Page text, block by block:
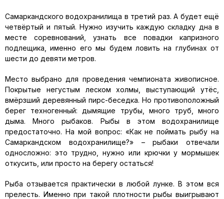
Самаркандского водохранилища в третий раз. А будет ещё
четвёртый и пятый. Нужно изучить каждую складку дна в
месте соревнований, узнать все повадки капризного
подлещика, именно его мы будем ловить на глубинах от
шести до девяти метров.
Место выбрано для проведения чемпионата живописное.
Покрытые негустым леском холмы, выступающий утёс,
вмёрзший деревянный пирс-беседка. Но противоположный
берег техногенный: дымящие трубы, много труб, много
дыма. Много рыбаков. Рыбы в этом водохранилище
предостаточно. На мой вопрос: «Как не поймать рыбу на
Самаркандском водохранилище?» – рыбаки отвечали
односложно: это трудно, нужно или крючки у мормышек
откусить, или просто на берегу остаться!
Рыба отзывается практически в любой лунке. В этом вся
прелесть. Именно при такой плотности рыбы выигрывают